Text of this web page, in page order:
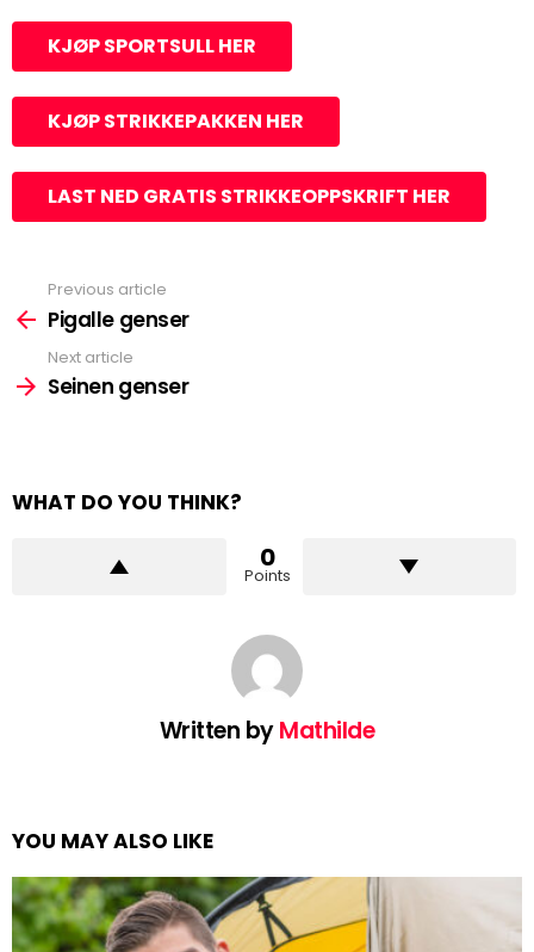
KJØP SPORTSULL HER
KJØP STRIKKEPAKKEN HER
LAST NED GRATIS STRIKKEOPPSKRIFT HER
more
Previous article
Pigalle genser
Next article
Seinen genser
WHAT DO YOU THINK?
0
Points
Written byMathilde
YOU MAY ALSO LIKE